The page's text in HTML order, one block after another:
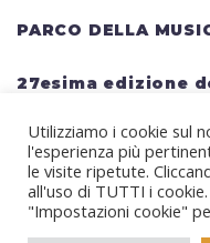
PARCO DELLA
27esima edizione
HELLWATT
per il festival estivo
WEST, SWEDISH
Utilizziamo i cookie sul
l'esperienza più
le visite ripetute.
all'uso di TUTTI i
"Impostazioni cookie"